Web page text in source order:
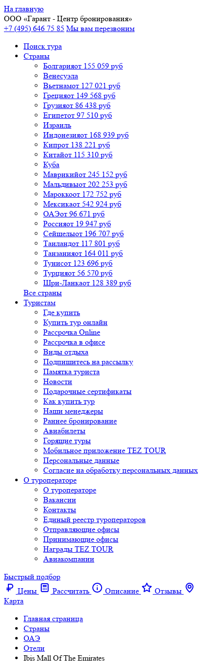
На главную
ООО «Гарант - Центр бронирования»
+7 (495) 646 75 85 Мы вам перезвоним
Поиск тура
Cтраны
Болгарияот 155 059 руб
Венесуэла
Вьетнамот 127 021 руб
Грецияот 149 568 руб
Грузияот 86 438 руб
Египетот 97 510 руб
Израиль
Индонезияот 168 939 руб
Кипрот 138 221 руб
Китайот 115 310 руб
Куба
Маврикийот 245 152 руб
Мальдивыот 202 253 руб
Мароккоот 172 752 руб
Мексикаот 542 924 руб
ОАЭот 96 671 руб
Россияот 19 947 руб
Сейшелыот 196 707 руб
Таиландот 117 801 руб
Танзанияот 164 011 руб
Тунисот 123 696 руб
Турцияот 56 570 руб
Шри-Ланкаот 128 389 руб
Все страны
Туристам
Где купить
Купить тур онлайн
Рассрочка Online
Рассрочка в офисе
Виды отдыха
Подпишитесь на рассылку
Памятка туриста
Новости
Подарочные сертификаты
Как купить тур
Наши менеджеры
Раннее бронирование
Авиабилеты
Горящие туры
Мобильное приложение TEZ TOUR
Персональные данные
Согласие на обработку персональных данных
О туроператоре
О туроператоре
Вакансии
Контакты
Единый реестр туроператоров
Отправляющие офисы
Принимающие офисы
Награды TEZ TOUR
Авиакомпании
Быстрый подбор
Цены
Рассчитать Описание
Отзывы
Карта
Главная страница
Cтраны
ОАЭ
Отели
Ibis Mall Of The Emirates